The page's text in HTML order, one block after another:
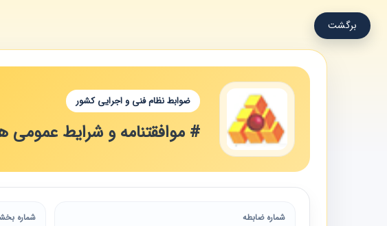
برگشت
ضوابط نظام فنی و اجرایی کشور
# موافقتنامه و شرایط
شماره ضابطه شماره